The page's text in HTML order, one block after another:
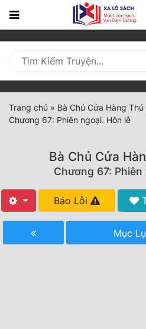
Trang
Mới
Cập
Nhật
(current)
Tất Cả
Hoàn Thành
Trang chủ » Bà Chủ Cửa Hàng Thú
Chương 67: Phiên ngoại. Hôn lễ
Bà Chủ Cửa
Chương 67:
Báo Lỗi
Mục